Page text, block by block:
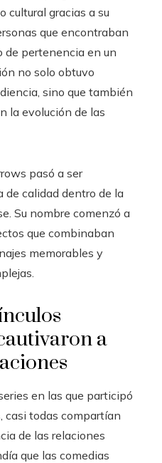
cultural gracias a su
que encontraban
de pertenencia en un
no solo obtuvo
sino que también
la evolución de las
pasó a ser
de calidad dentro de la
Su nombre comenzó a
que combinaban
memorables y
a
en las que participó
casi todas compartían
de las relaciones
que las comedias